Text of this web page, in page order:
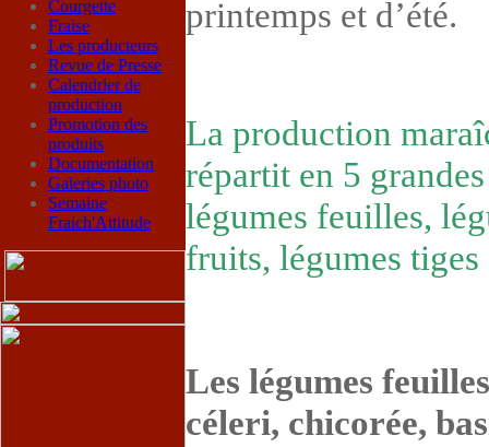
Courgette
Fraise
Les producteurs
Revue de Presse
Calendrier de
production
Promotion des
produits
Documentation
Galeries photo
Semaine
Fraich'Attitude
printemps et d’été.
La production
répartit en 5
légumes feuilles,
fruits, légumes
Les légumes
céleri, chicorée,